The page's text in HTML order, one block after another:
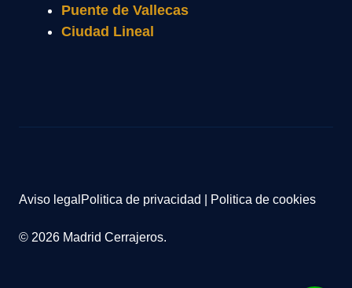
Puente de Vallecas
Ciudad Lineal
© 2026 Madrid Cerrajeros.
Aviso legal Politica de privacidad Politica de cookies